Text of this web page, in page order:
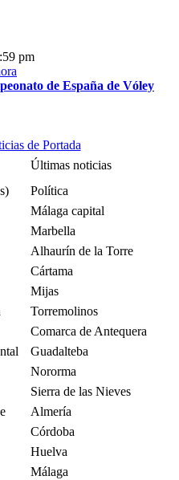
pm
de España de Vóley
de Portada
Últimas noticias
Política
Málaga capital
Marbella
Alhaurín de la Torre
Cártama
Mijas
Torremolinos
Comarca de Antequera
Guadalteba
Nororma
Sierra de las Nieves
Almería
Córdoba
Huelva
Málaga